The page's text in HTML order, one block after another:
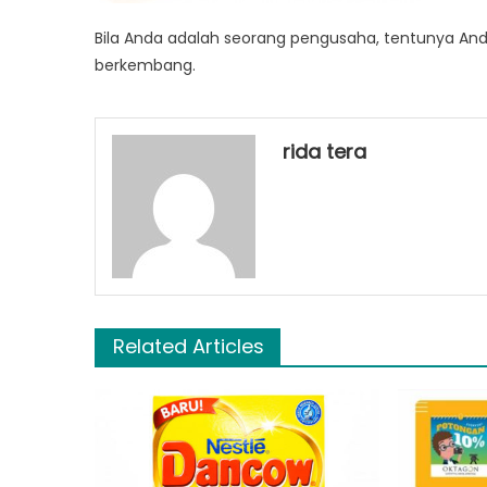
Bila Anda adalah seorang pengusaha, tentunya
berkembang.
rida tera
Related Articles